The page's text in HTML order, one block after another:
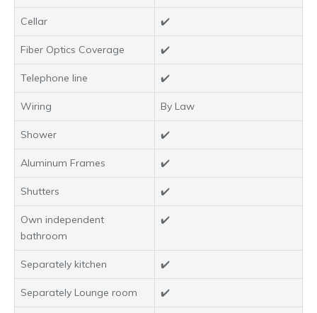
Cellar ✔️
Fiber Optics Coverage ✔️
Telephone line ✔️
Wiring By Law
Shower ✔️
Aluminum Frames ✔️
Shutters ✔️
Own independent
bathroom
✔️
Separately kitchen ✔️
Separately Lounge room ✔️